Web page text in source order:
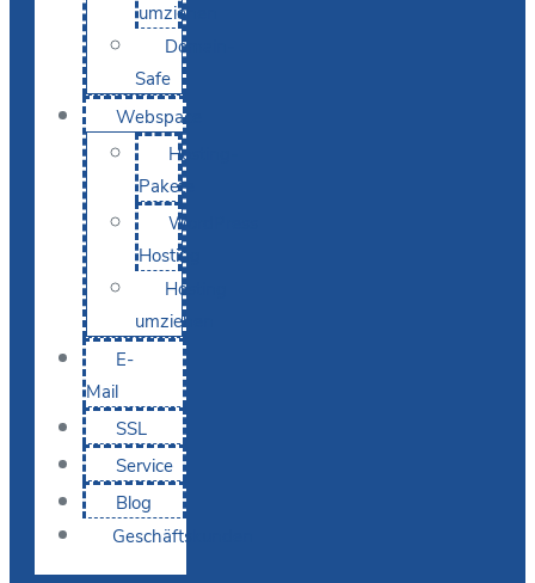
umziehen
Domain-
Safe
Webspace
Hosting-
Pakete
WordPress
Hosting
Hosting
umziehen
E-
Mail
SSL
Service
Blog
Geschäftskunden